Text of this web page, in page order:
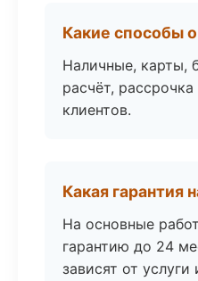
Какие способы
Наличные, карты,
расчёт,
клиентов.
Какая гарантия
На основные
гарантию до 24
зависят от услуги